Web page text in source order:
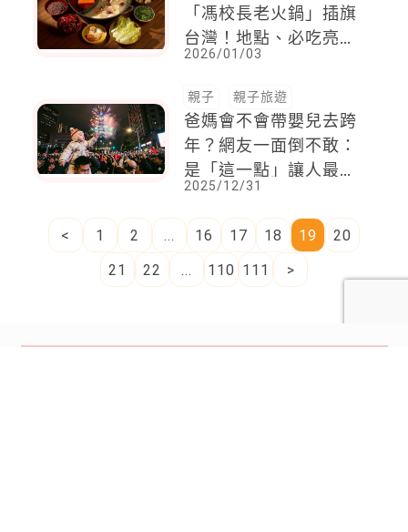
「馮校長老火鍋」插旗
台灣！地點、必吃亮點
一次看
2026/01/03
親子 親子旅遊
爸媽會不會帶嬰兒去跨
年？網友一面倒不敢：
是「這一點」讓人最害
怕
2025/12/31
< 1 2 ... 16 17 18 19
20
21
22 ... 110 111 >